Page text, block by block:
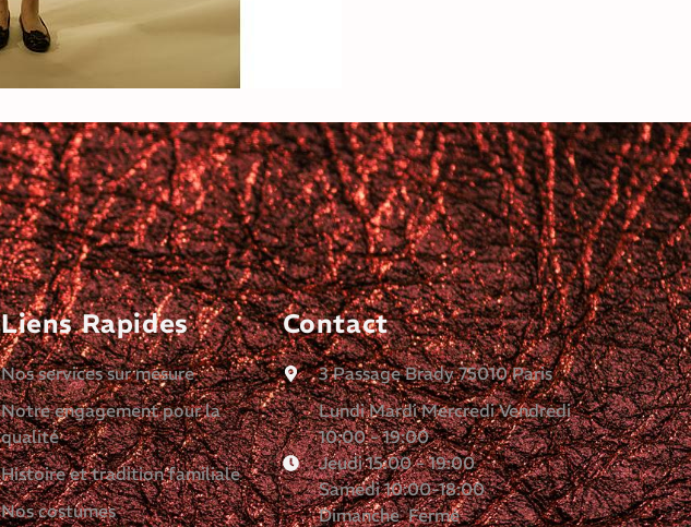
Liens Rapides
Nos services sur mesure
Notre engagement pour la
qualité
Histoire et tradition familiale
Nos costumes
Contact
3 Passage Brady 75010 Paris
Lundi Mardi Mercredi Vendredi
10:00 - 19:00
Jeudi 15:00 - 19:00
Samedi 10:00-18:00
Dimanche Fermé